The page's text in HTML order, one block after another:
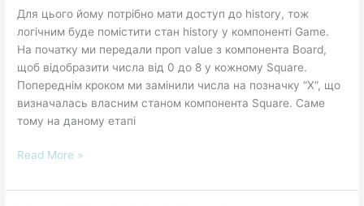
Для цього йому потрібно мати доступ до history, тож
логічним буде помістити стан history у компоненті Game.
На початку ми передали проп value з компонента Board,
щоб відобразити числа від 0 до 8 у кожному Square.
Попереднім кроком ми замінили числа на позначку “X”, що
визначалась власним станом компонента Square. Саме
тому на даному етапі
45
000
60
000
грн,
компанія
DiFFreight,
робота
Києві
Read More »